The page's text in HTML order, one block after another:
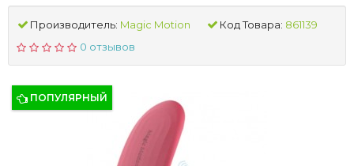
Производитель: Magic Motion Код Товара: 861139
0 отзывов
ПОПУЛЯРНЫЙ